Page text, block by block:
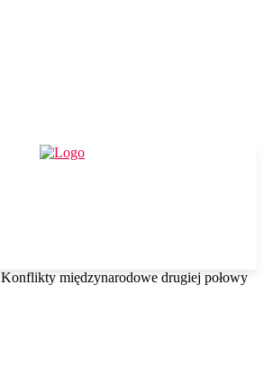
Konflikty międzynarodowe drugiej połowy